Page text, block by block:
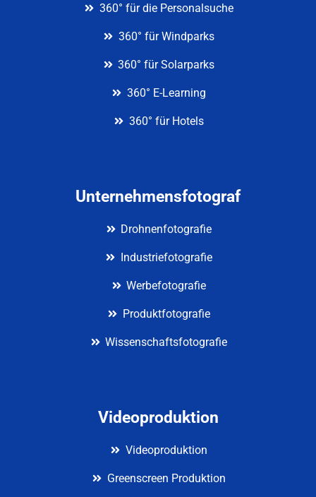
360° für die Personalsuche
360° für Windparks
360° für Solarparks
360° E-Learning
360° für Hotels
Unternehmensfotograf
Drohnenfotografie
Industriefotografie
Werbefotografie
Produktfotografie
Wissenschaftsfotografie
Videoproduktion
Videoproduktion
Greenscreen Produktion